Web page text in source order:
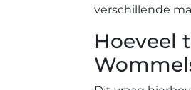
verschillende
Hoeveel